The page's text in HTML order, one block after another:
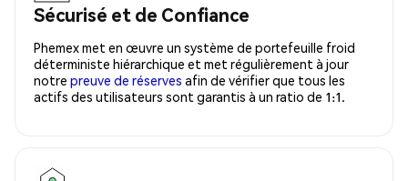
Sécurisé et de Confiance
Phemex met en œuvre un système de portefeuille froid
déterministe hiérarchique et met régulièrement à jour
notre preuve de réserves afin de vérifier que tous les
actifs des utilisateurs sont garantis à un ratio de 1:1.